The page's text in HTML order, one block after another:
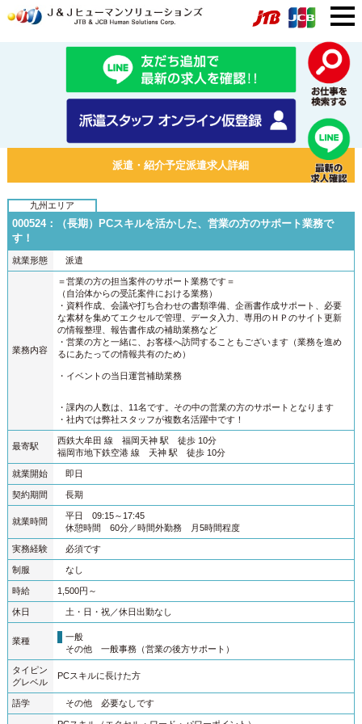
派遣・紹介予定派遣求人詳細
九州エリア
000524：（長期）PCスキルを活かした、営業の方のサポート業務で
す！
就業形態 派遣
業務内容
＝営業の方の担当案件のサポート業務です＝
（自治体からの受託案件における業務）
・資料作成、会議や打ち合わせの書類準備、企画書作成サポート、必要
な素材を集めてエクセルで管理、データ入力、専用のＨＰのサイト更新
の情報整理、報告書作成の補助業務など
・営業の方と一緒に、お客様へ訪問することもございます（業務を進め
るにあたっての情報共有のため）
・イベントの当日運営補助業務
・課内の人数は、11名です。その中の営業の方のサポートとなります
・社内では弊社スタッフが複数名活躍中です！
最寄駅
西鉄大牟田 線 福岡天神 駅 徒歩 10分
福岡市地下鉄空港 線 天神 駅 徒歩 10分
就業開始 即日
契約期間 長期
就業時間
平日 09:15～17:45
休憩時間 60分
時間外勤務 月5時間程度
実務経験 必須です
制服 なし
時給 1,500円～
休日 土・日・祝 休日出勤なし
業種
一般
その他 一般事務（営業の後方サポート）
タイピン
グレベル
PCスキルに長けた方
語学 その他 必要なしです